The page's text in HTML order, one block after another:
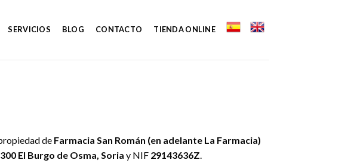
SERVICIOS BLOG CONTACTO TIENDA ONLINE
de Farmacia San Román (en adelante La Farmacia)
El Burgo de Osma, Soria y NIF 29143636Z